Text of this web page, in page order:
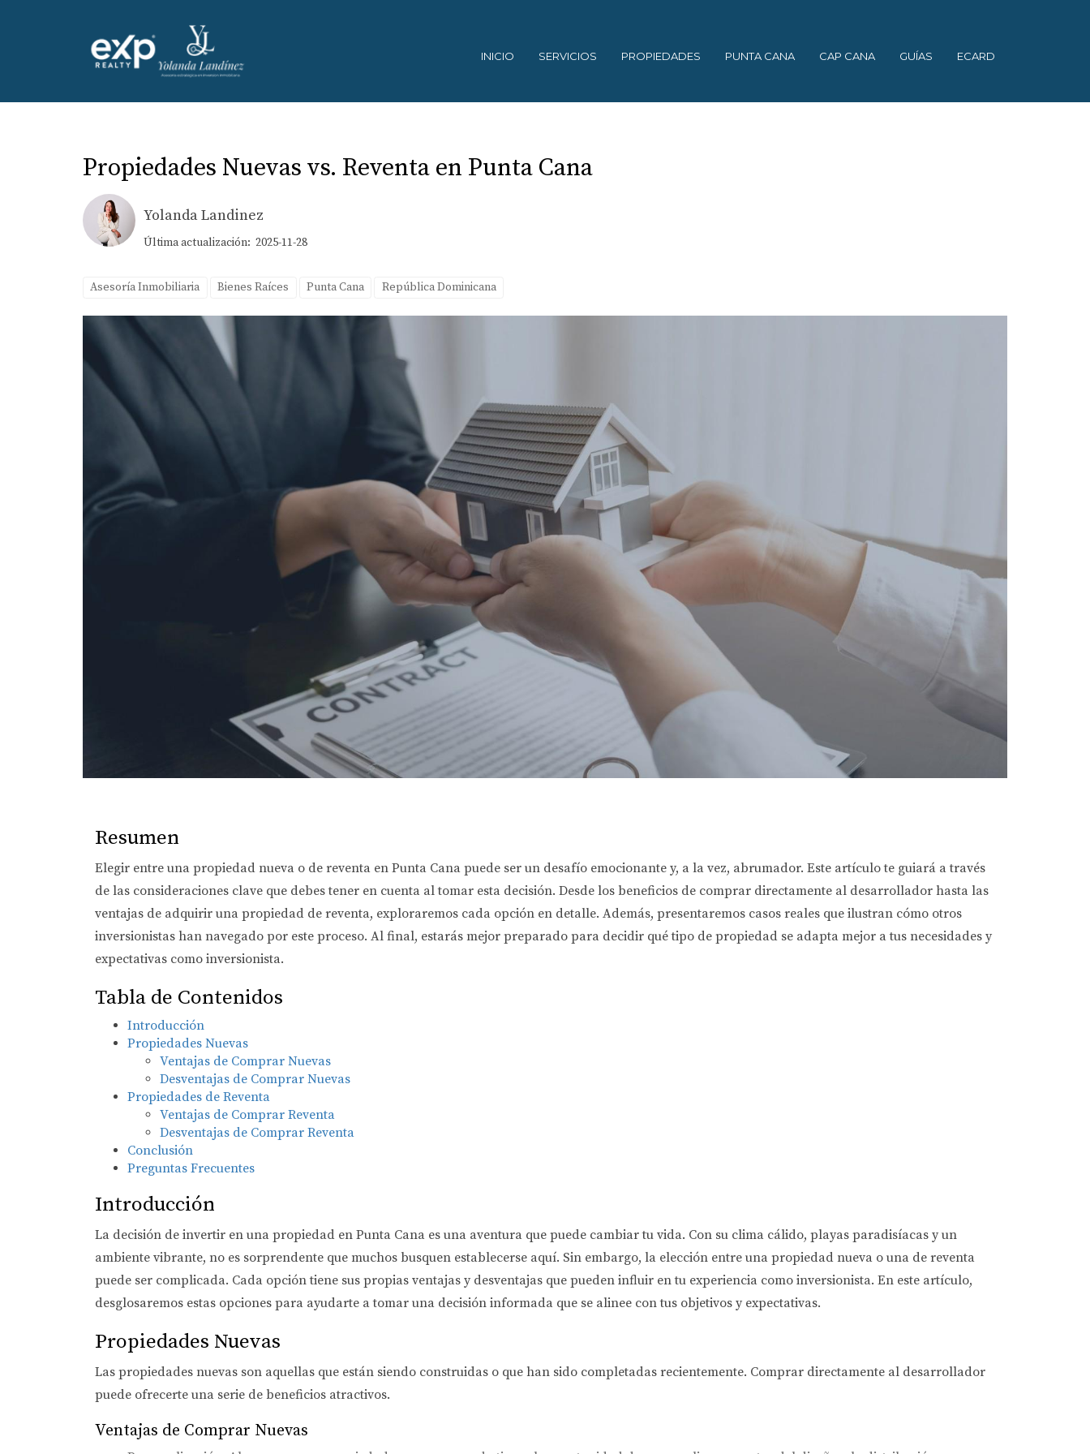
INICIO SERVICIOS PROPIEDADES PUNTA CANA CAP CANA GUÍAS ECARD
Propiedades Nuevas vs. Reventa en Punta Cana
Yolanda Landinez
Última actualización: 2025-11-28
Asesoría Inmobiliaria Bienes Raíces Punta Cana República Dominicana
Resumen
Elegir entre una propiedad nueva o de reventa en Punta Cana puede ser un desafío emocionante y, a la vez, abrumador. Este artículo te guiará a través
de las consideraciones clave que debes tener en cuenta al tomar esta decisión. Desde los beneficios de comprar directamente al desarrollador hasta las
ventajas de adquirir una propiedad de reventa, exploraremos cada opción en detalle. Además, presentaremos casos reales que ilustran cómo otros
inversionistas han navegado por este proceso. Al final, estarás mejor preparado para decidir qué tipo de propiedad se adapta mejor a tus necesidades y
expectativas como inversionista.
Tabla de Contenidos
Introducción
Propiedades Nuevas
Ventajas de Comprar Nuevas
Desventajas de Comprar Nuevas
Propiedades de Reventa
Ventajas de Comprar Reventa
Desventajas de Comprar Reventa
Conclusión
Preguntas Frecuentes
Introducción
La decisión de invertir en una propiedad en Punta Cana es una aventura que puede cambiar tu vida. Con su clima cálido, playas paradisíacas y un
ambiente vibrante, no es sorprendente que muchos busquen establecerse aquí. Sin embargo, la elección entre una propiedad nueva o una de reventa
puede ser complicada. Cada opción tiene sus propias ventajas y desventajas que pueden influir en tu experiencia como inversionista. En este artículo,
desglosaremos estas opciones para ayudarte a tomar una decisión informada que se alinee con tus objetivos y expectativas.
Propiedades Nuevas
Las propiedades nuevas son aquellas que están siendo construidas o que han sido completadas recientemente. Comprar directamente al desarrollador
puede ofrecerte una serie de beneficios atractivos.
Ventajas de Comprar Nuevas